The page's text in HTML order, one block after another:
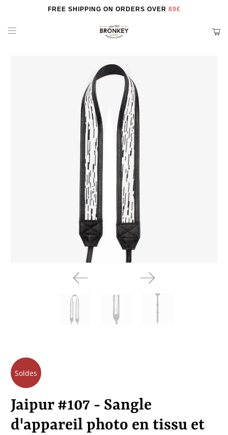
FREE SHIPPING ON ORDERS OVER 89€
Soldes
Jaipur #107 - Sangle
d'appareil photo en tissu et